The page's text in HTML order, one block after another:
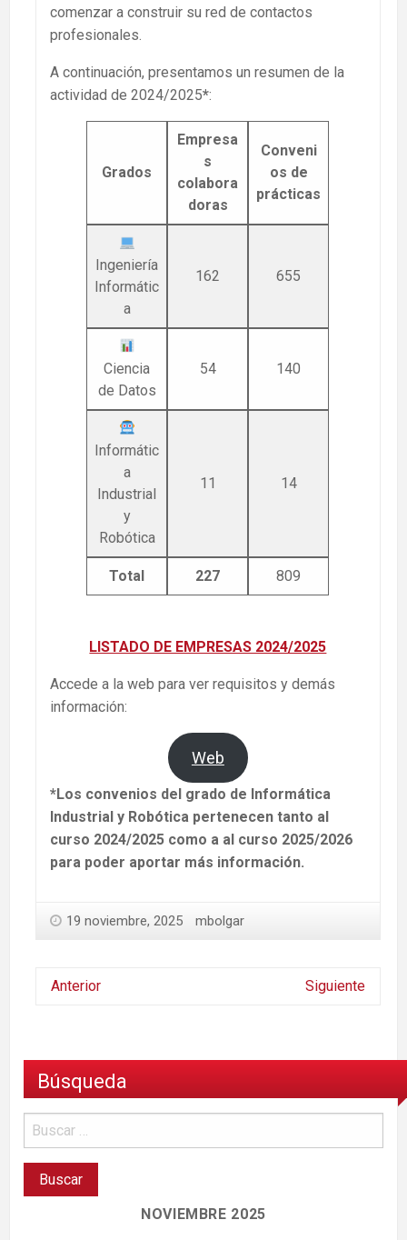
comenzar a construir su red de contactos
profesionales.
A continuación, presentamos un resumen de la
actividad de 2024/2025*:
Grados
Empresa
s
colabora
doras
Conveni
os de
prácticas
Ingeniería
Informátic
a
162 655
Ciencia
de Datos
54 140
Informátic
a
Industrial
y
Robótica
11 14
Total 227 809
LISTADO DE EMPRESAS 2024/2025
Accede a la web para ver requisitos y demás
información:
Web
*Los convenios del grado de Informática
Industrial y Robótica pertenecen tanto al
curso 2024/2025 como a al curso 2025/2026
para poder aportar más información.
19 noviembre, 2025 mbolgar
Anterior Siguiente
Búsqueda
NOVIEMBRE 2025